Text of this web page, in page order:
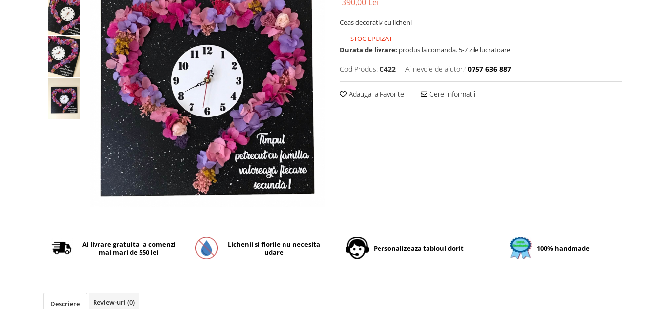
Tablou licheni pentru Barbati
Tablouri 40/30
Tablouri cu licheni pe canvas
Tablouri cu licheni pentru Nasi si
Tablouri fluturi
390,00 Lei
Ceas decorativ cu licheni
STOC EPUIZAT
Durata de livrare: produs la comanda. 5-7 zile lucratoare
Cod Produs: C422 Ai nevoie de ajutor? 0757 636 887
Adauga la Favorite Cere informatii
Ai livrare gratuita la comenzi
mai mari de 550 lei
Lichenii si florile nu necesita
udare
Personalizeaza tabloul dorit 100% handmade
Descriere Review-uri (0)